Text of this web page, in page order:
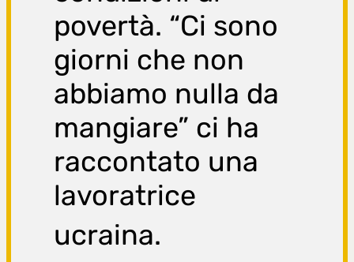
povertà. “Ci sono
giorni che non
abbiamo nulla da
mangiare” ci ha
raccontato una
lavoratrice
ucraina.